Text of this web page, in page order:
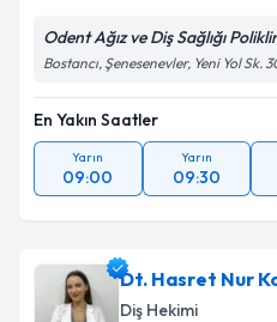
Odent Ağız ve Diş Sağlığı
Bostancı, Şenesenevler, Yeni Yol Sk.
En Yakın Saatler
Yarın
09:00
Yarın
09:30
Dt. Hasret Nur
Diş Hekimi